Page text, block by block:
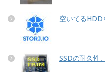
空いてるHDD
SSDの耐久性